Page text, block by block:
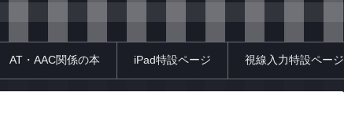
AT・AAC関係の本 iPad特設ページ 視線入力特設ページ